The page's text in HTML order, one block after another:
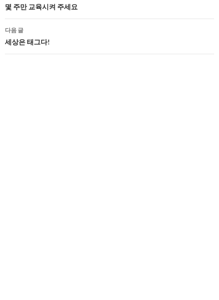
네
비
게
이
몇 주만 교육시켜 주세요
다음 글
세상은 태그다!